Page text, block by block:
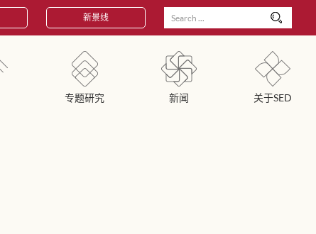
新景线
专题研究 新闻 关于SED